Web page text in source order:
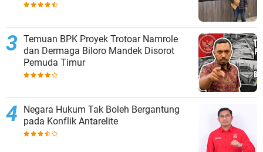
Temuan BPK Proyek Trotoar Namrole
dan Dermaga Biloro Mandek Disorot
Pemuda Timur
Negara Hukum Tak Boleh Bergantung
pada Konflik Antarelite